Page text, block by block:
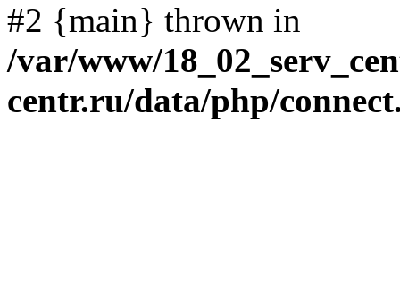
#2 {main} thrown in
/var/www/
centr.ru/data/php/